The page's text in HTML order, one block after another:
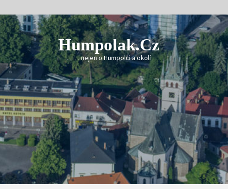
Humpolak.cz
. . . . . nejen o Humpolci a okolí